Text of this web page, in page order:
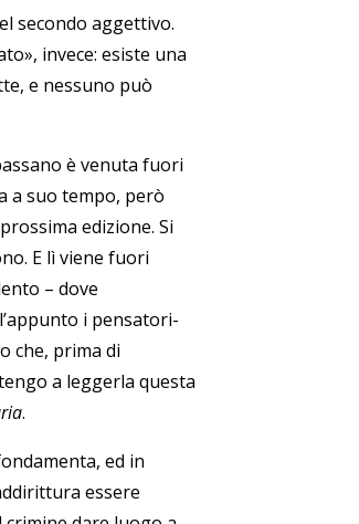
secondo aggettivo.
invece: esiste una
e nessuno può
è venuta fuori
a suo tempo, però
edizione. Si
E lì viene fuori
– dove
i pensatori-
che, prima di
a leggerla questa
.
ed in
essere